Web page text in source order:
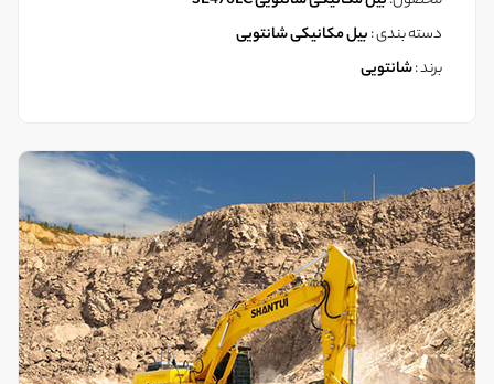
دسته بندی :بیل مکانیکی شانتویی
برند :شانتویی